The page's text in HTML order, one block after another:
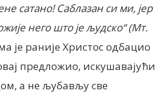
сатано! Саблазан си ми, јер
него што је људско“ (Мт.
је раније Христос одбацио
предложио, искушавајући
а не љубављу све